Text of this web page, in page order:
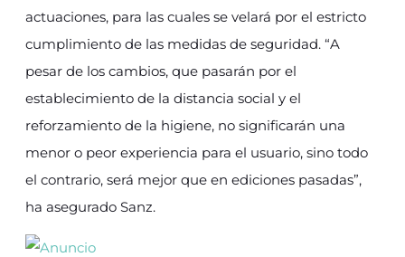
actuaciones, para las cuales se velará por el estricto
cumplimiento de las medidas de seguridad. “A
pesar de los cambios, que pasarán por el
establecimiento de la distancia social y el
reforzamiento de la higiene, no significarán una
menor o peor experiencia para el usuario, sino todo
el contrario, será mejor que en ediciones pasadas”,
ha asegurado Sanz.